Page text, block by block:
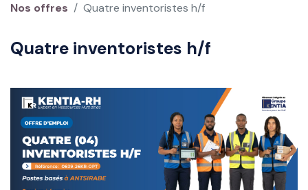
Nos offres Quatre inventoristes h/f
Quatre inventoristes h/f